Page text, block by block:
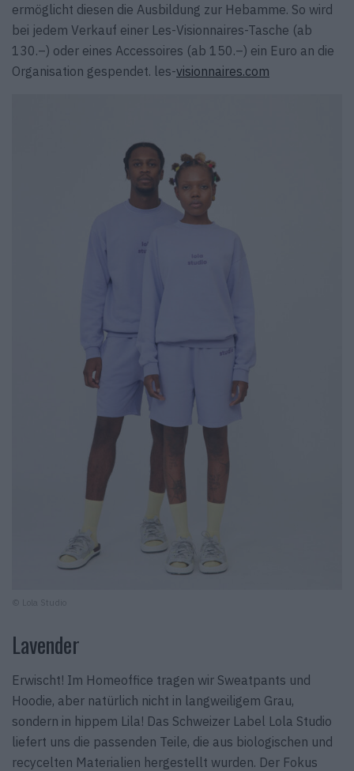
ermöglicht diesen die Ausbildung zur Hebamme. So wird
bei jedem Verkauf einer Les-Visionnaires-Tasche (ab
130.–) oder eines Accessoires (ab 150.–) ein Euro an die
Organisation gespendet. les-visionnaires.com
© Lola Studio
Lavender
Erwischt! Im Homeoffice tragen wir Sweatpants und
Hoodie, aber natürlich nicht in langweiligem Grau,
sondern in hippem Lila! Das Schweizer Label Lola Studio
liefert uns die passenden Teile, die aus biologischen und
recycelten Materialien hergestellt wurden. Der Fokus